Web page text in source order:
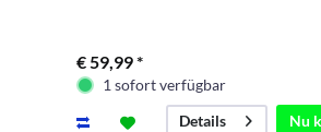
€ 59,99 *
1 sofort verfügbar
Details
Nu